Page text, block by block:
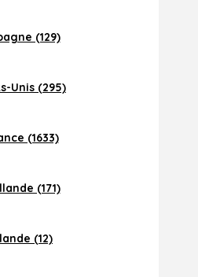
(129)
Unis (295)
(1633)
(171)
(12)